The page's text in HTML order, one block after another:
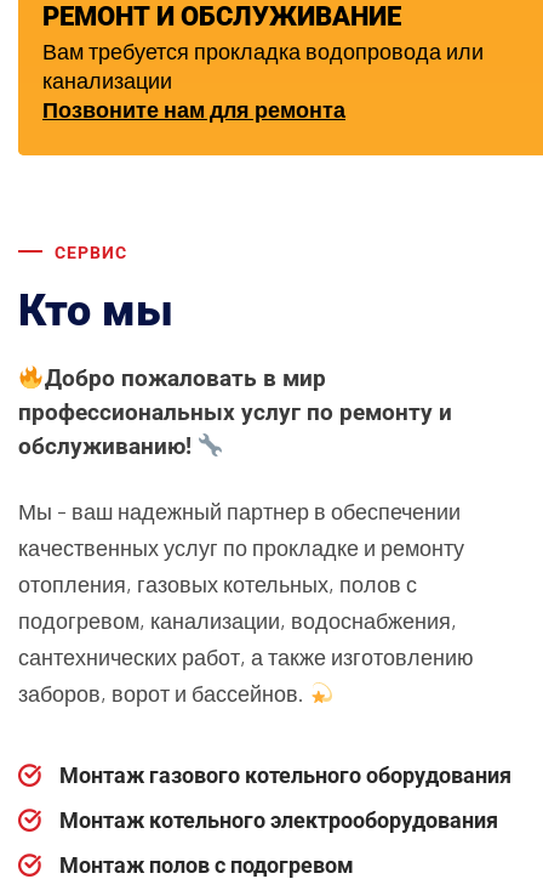
РЕМОНТ И ОБСЛУЖИВАНИЕ
Вам требуется прокладка водопровода или
канализации
Позвоните нам для ремонта
СЕРВИС
Кто мы
Добро пожаловать в мир
профессиональных услуг по ремонту и
обслуживанию!
Мы - ваш надежный партнер в обеспечении
качественных услуг по прокладке и ремонту
отопления, газовых котельных, полов с
подогревом, канализации, водоснабжения,
сантехнических работ, а также изготовлению
заборов, ворот и бассейнов.
Монтаж газового котельного оборудования
Монтаж котельного электрооборудования
Монтаж полов с подогревом